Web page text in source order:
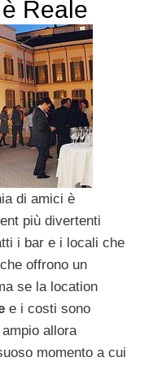
Reale
di amici è
più divertenti
i bar e i locali che
offrono un
se la location
e i costi sono
allora
momento a cui